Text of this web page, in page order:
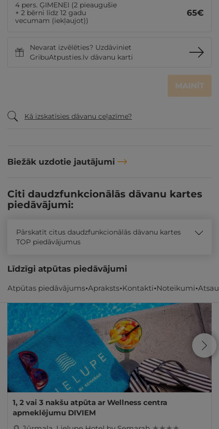
4 pers. ĢIMENEI (2 pieaugušie
+ 2 bērni līdz 12 gadu
vecumam (iekļaujot))
65€
Nevarat izvēlēties? Uzdāviniet
GribuAtpusties.lv dāvanu karti
MAINĪT
Kā izskatīsies dāvanu ceļazīme?
Biežāk uzdotie jautājumi
Atpūtas piedāvājums Apraksts Kontakti Noteikumi
Citi daudzfunkcionālās dāvanu kartes
piedāvājumi:
Pārskatīt citus daudzfunkcionālās dāvanu kartes
TOP piedāvājumus
Līdzīgi atpūtas piedāvājumi
- 29% REZERVĀCIJAinternetā
1, 2 vai 3 nakšu atpūta ar Wellness centra
apmeklējumu DIVIEM